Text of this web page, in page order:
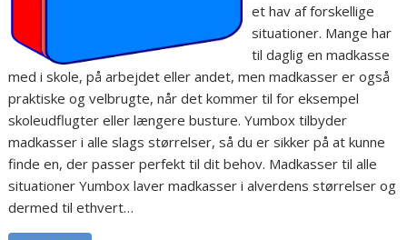
et hav af forskellige
situationer. Mange har
til daglig en madkasse
med i skole, på arbejdet eller andet, men madkasser er også
praktiske og velbrugte, når det kommer til for eksempel
skoleudflugter eller længere busture. Yumbox tilbyder
madkasser i alle slags størrelser, så du er sikker på at kunne
finde en, der passer perfekt til dit behov. Madkasser til alle
situationer Yumbox laver madkasser i alverdens størrelser og
dermed til ethvert…